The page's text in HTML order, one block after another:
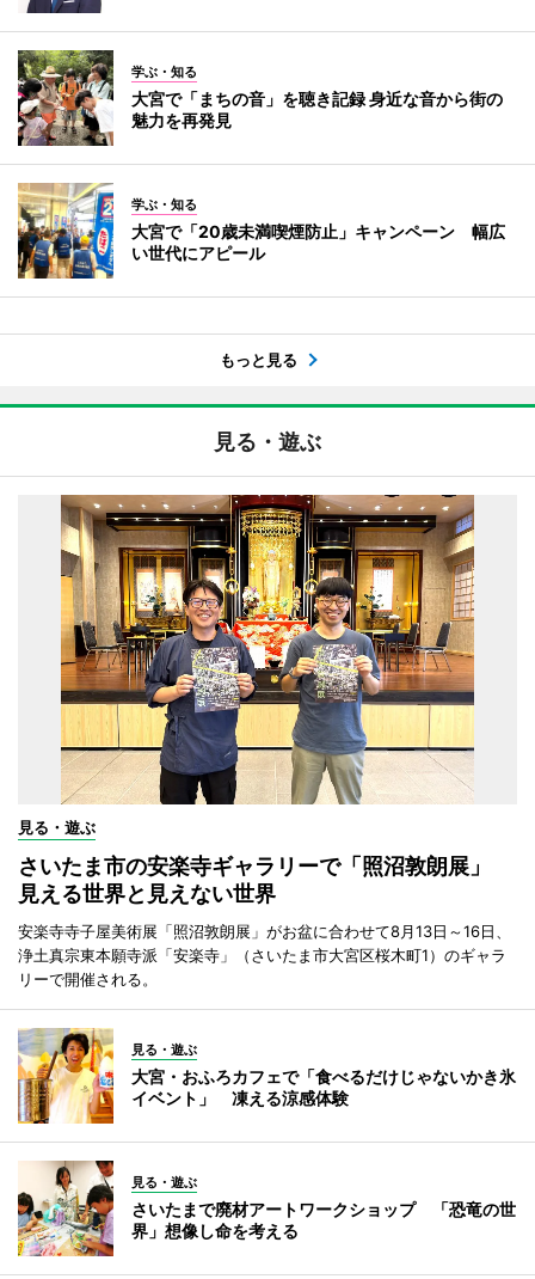
学ぶ・知る
大宮で「まちの音」を聴き記録 身近な音から街の
魅力を再発見
学ぶ・知る
大宮で「20歳未満喫煙防止」キャンペーン 幅広
い世代にアピール
もっと見る
見る・遊ぶ
見る・遊ぶ
さいたま市の安楽寺ギャラリーで「照沼敦朗展」
見える世界と見えない世界
安楽寺寺子屋美術展「照沼敦朗展」がお盆に合わせて8月13日～16日、
浄土真宗東本願寺派「安楽寺」（さいたま市大宮区桜木町1）のギャラ
リーで開催される。
見る・遊ぶ
大宮・おふろカフェで「食べるだけじゃないかき氷
イベント」 凍える涼感体験
見る・遊ぶ
さいたまで廃材アートワークショップ 「恐竜の世
界」想像し命を考える